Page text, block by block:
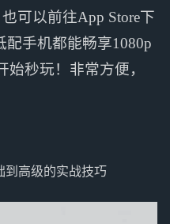
可以前往App Store下
配手机都能畅享1080p
秒玩！非常方便，
到高级的实战技巧